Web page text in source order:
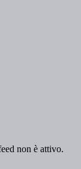
non è attivo.